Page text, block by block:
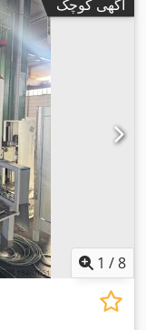
آگهی کوچک
1 /8